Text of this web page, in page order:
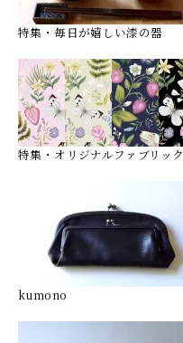
特集・毎日が嬉しい漆の器
特集・オリジナルファブリック
kumono